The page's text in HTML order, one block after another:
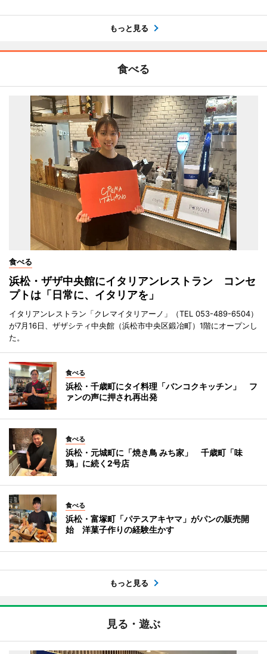
もっと見る
食べる
食べる
浜松・ザザ中央館にイタリアンレストラン コンセ
プトは「日常に、イタリアを」
イタリアンレストラン「クレマイタリアーノ」（TEL 053-489-6504）
が7月16日、ザザシティ中央館（浜松市中央区鍛冶町）1階にオープンし
た。
食べる
浜松・千歳町にタイ料理「バンコクキッチン」 フ
ァンの声に押され再出発
食べる
浜松・元城町に「焼き鳥 みち家」 千歳町「味
鶏」に続く2号店
食べる
浜松・富塚町「パテスアキヤマ」がパンの販売開
始 洋菓子作りの経験生かす
もっと見る
見る・遊ぶ